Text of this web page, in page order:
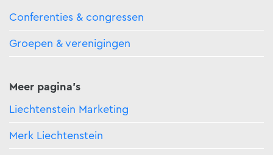
Conferenties & congressen
Groepen & verenigingen
Meer pagina's
Liechtenstein Marketing
Merk Liechtenstein